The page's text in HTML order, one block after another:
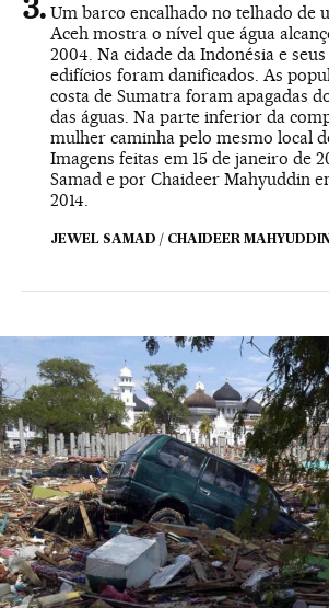
Um barco encalhado no telhado de
Aceh mostra o nível que água
2004. Na cidade da Indonésia e
edifícios foram danificados. As
costa de Sumatra foram apagadas
das águas. Na parte inferior da
mulher caminha pelo mesmo local
Imagens feitas em 15 de janeiro de
Samad e por Chaideer Mahyuddin
2014.
JEWEL SAMAD / CHAIDEER